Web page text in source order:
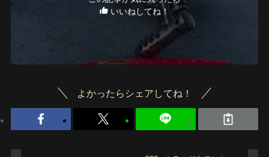
いいねしてね！
よかったらシェアしてね！